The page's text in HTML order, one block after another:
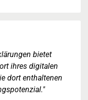
bietet
ihres digitalen
dort enthaltenen